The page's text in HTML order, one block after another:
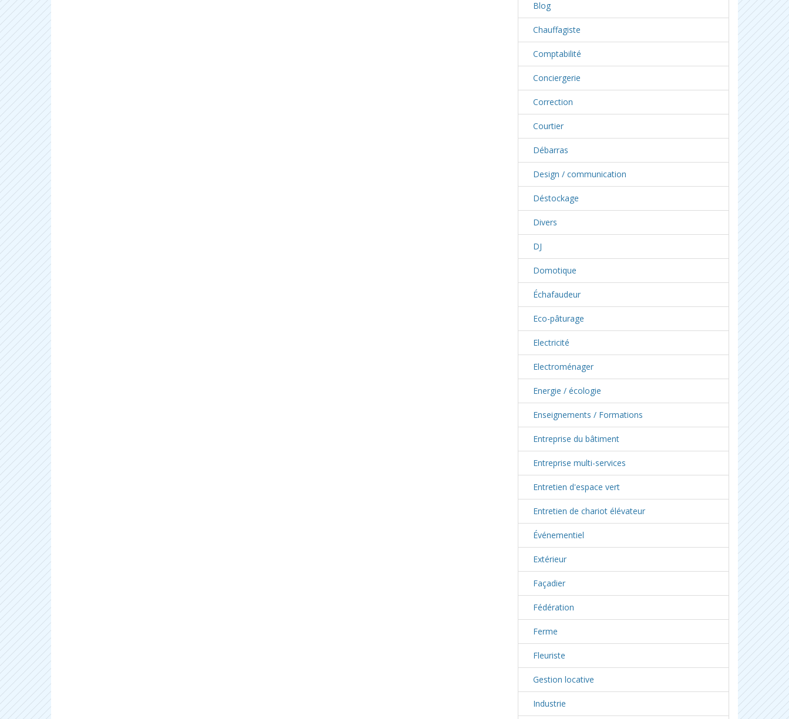
Blog
Chauffagiste
Comptabilité
Conciergerie
Correction
Courtier
Débarras
Design / communication
Déstockage
Divers
DJ
Domotique
Échafaudeur
Eco-pâturage
Electricité
Electroménager
Energie / écologie
Enseignements / Formations
Entreprise du bâtiment
Entreprise multi-services
Entretien d'espace vert
Entretien de chariot élévateur
Événementiel
Extérieur
Façadier
Fédération
Ferme
Fleuriste
Gestion locative
Industrie